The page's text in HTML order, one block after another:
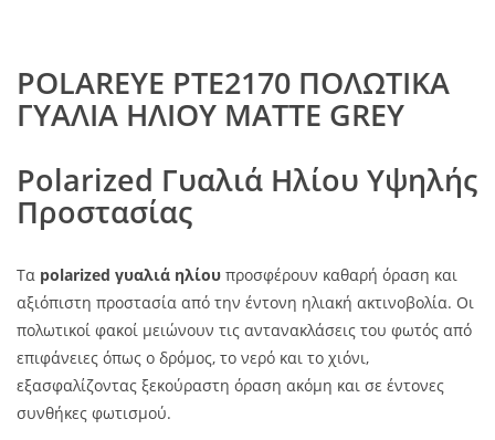
POLAREYE PTE2170 ΠΟΛΩΤΙΚΑ
ΓΥΑΛΙΑ ΗΛΙΟΥ MATTE GREY
Polarized Γυαλιά Ηλίου Υψηλής
Προστασίας
Τα polarized γυαλιά ηλίου προσφέρουν καθαρή όραση και
αξιόπιστη προστασία από την έντονη ηλιακή ακτινοβολία. Οι
πολωτικοί φακοί μειώνουν τις αντανακλάσεις του φωτός από
επιφάνειες όπως ο δρόμος, το νερό και το χιόνι,
εξασφαλίζοντας ξεκούραστη όραση ακόμη και σε έντονες
συνθήκες φωτισμού.